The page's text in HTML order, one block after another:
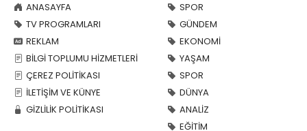
ANASAYFA
TV PROGRAMLARI
REKLAM
BİLGİ TOPLUMU HİZMETLERİ
ÇEREZ POLİTİKASI
İLETİŞİM VE KÜNYE
GİZLİLİK POLİTİKASI
SPOR
GÜNDEM
EKONOMİ
YAŞAM
SPOR
DÜNYA
ANALİZ
EĞİTİM